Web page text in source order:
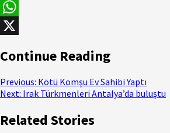
Facebook
WhatsApp
Continue Reading
Previous: Kötü Komşu Ev Sahibi Yaptı
Next: Irak Türkmenleri Antalya’da buluştu
Related Stories